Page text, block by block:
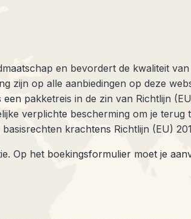
en bevordert de kwaliteit
zijn op alle aanbiedingen op deze
pakketreis in de zin van Richtlijn
verplichte bescherming om je terug
krachtens Richtlijn (EU)
Op het boekingsformulier moet je